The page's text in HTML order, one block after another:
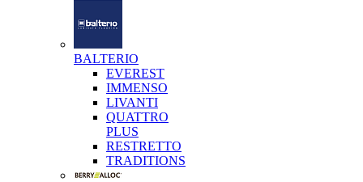
BALTERIO
EVEREST
IMMENSO
LIVANTI
QUATTRO
PLUS
RESTRETTO
TRADITIONS